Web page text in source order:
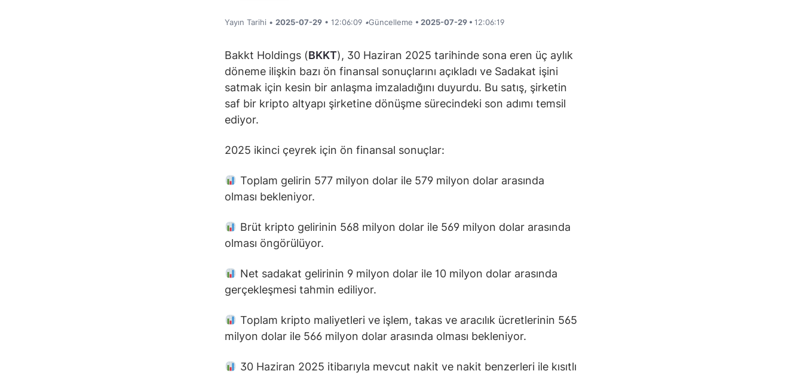
Yayın Tarihi • 2025-07-29 • 12:06:09 •Güncelleme • 2025-07-29 • 12:06:19
Bakkt Holdings (BKKT), 30 Haziran 2025 tarihinde sona eren üç aylık
döneme ilişkin bazı ön finansal sonuçlarını açıkladı ve Sadakat işini
satmak için kesin bir anlaşma imzaladığını duyurdu. Bu satış, şirketin
saf bir kripto altyapı şirketine dönüşme sürecindeki son adımı temsil
ediyor.
2025 ikinci çeyrek için ön finansal sonuçlar:
Toplam gelirin 577 milyon dolar ile 579 milyon dolar arasında
olması bekleniyor.
Brüt kripto gelirinin 568 milyon dolar ile 569 milyon dolar arasında
olması öngörülüyor.
Net sadakat gelirinin 9 milyon dolar ile 10 milyon dolar arasında
gerçekleşmesi tahmin ediliyor.
Toplam kripto maliyetleri ve işlem, takas ve aracılık ücretlerinin 565
milyon dolar ile 566 milyon dolar arasında olması bekleniyor.
30 Haziran 2025 itibarıyla mevcut nakit ve nakit benzerleri ile kısıtlı